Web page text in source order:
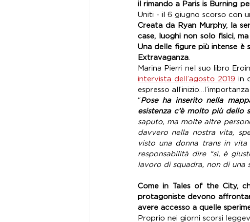
il rimando a Paris is Burning
Uniti - il 6 giugno scorso con
Creata da Ryan Murphy, la
case, luoghi non solo fisici,
Una delle figure più intense è
Extravaganza.
Marina Pierri nel suo libro
intervista dell’agosto 2019 in
espresso
“Pose ha inserito nella
esistenza c’è molto più dello
saputo, ma molte altre
davvero nella nostra vita,
visto una donna trans in
responsabilità dire “sì, è
lavoro di squadra, non di una
Come in Tales of the City,
protagoniste devono
avere accesso a quelle
Proprio nei giorni scorsi